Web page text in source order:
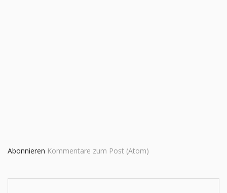
Abonnieren Kommentare zum Post (Atom)